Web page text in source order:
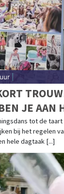
JE AAN
tot de
bij het regelen
hele dagtaak [...]